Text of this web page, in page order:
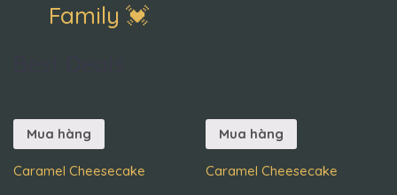
Family 💓
Mua hàng
Caramel Cheesecake
Mua hàng
Caramel Cheesecake